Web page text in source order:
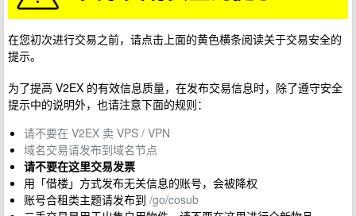
在您初次进行交易之前，请点击上面的黄色横条阅读关于交易安全的
提示。
为了提高 V2EX 的有效信息质量，在发布交易信息时，除了遵守安全
提示中的说明外，也请注意下面的规则：
请不要在 V2EX 卖 VPS / VPN
域名交易请发布到域名节点
请不要在这里交易发票
用「借楼」方式发布无关信息的账号，会被降权
账号合租类主题请发布到 /go/cosub